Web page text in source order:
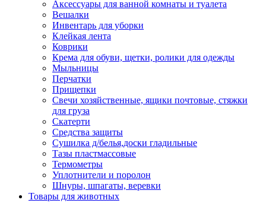
Аксессуары для ванной комнаты и туалета
Вешалки
Инвентарь для уборки
Клейкая лента
Коврики
Крема для обуви, щетки, ролики для одежды
Мыльницы
Перчатки
Прищепки
Свечи хозяйственные, ящики почтовые, стяжки
для груза
Скатерти
Средства защиты
Сушилка д/белья,доски гладильные
Тазы пластмассовые
Термометры
Уплотнители и поролон
Шнуры, шпагаты, веревки
Товары для животных